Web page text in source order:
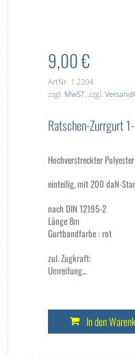
9,00 €
ArtNr. 1.2204
zzgl. MwST, zzgl.
Ratschen-Zurrgurt
Hochverstreckter
einteilig, mit 200 daN-
nach DIN 12195-2
Länge 8m
Gurtbandfarbe : rot
zul. Zugkraft:
Umreifung...
In den